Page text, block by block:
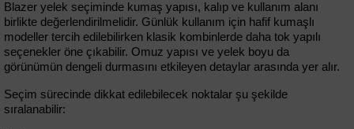
Blazer yelek seçiminde kumaş yapısı, kalıp ve kullanım alanı
birlikte değerlendirilmelidir. Günlük kullanım için hafif kumaşlı
modeller tercih edilebilirken klasik kombinlerde daha tok yapılı
seçenekler öne çıkabilir. Omuz yapısı ve yelek boyu da
görünümün dengeli durmasını etkileyen detaylar arasında yer alır.
Seçim sürecinde dikkat edilebilecek noktalar şu şekilde
sıralanabilir: